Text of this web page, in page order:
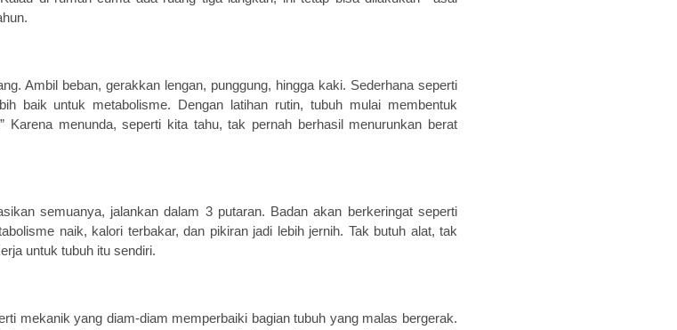
Ambil beban, gerakkan lengan, punggung, hingga kaki. Sederhana seperti
baik untuk metabolisme. Dengan latihan rutin, tubuh mulai membentuk
Karena menunda, seperti kita tahu, tak pernah berhasil menurunkan berat
semuanya, jalankan dalam 3 putaran. Badan akan berkeringat seperti
naik, kalori terbakar, dan pikiran jadi lebih jernih. Tak butuh alat, tak
untuk tubuh itu sendiri.
mekanik yang diam-diam memperbaiki bagian tubuh yang malas bergerak.